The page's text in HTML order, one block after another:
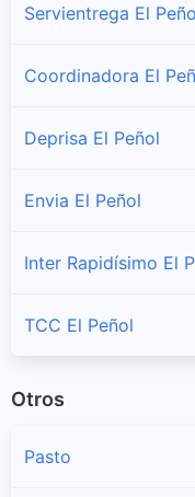
Servientrega El
Coordinadora El
Deprisa El Peñol
Envia El Peñol
Inter Rapidísimo El
TCC El Peñol
Otros
Pasto